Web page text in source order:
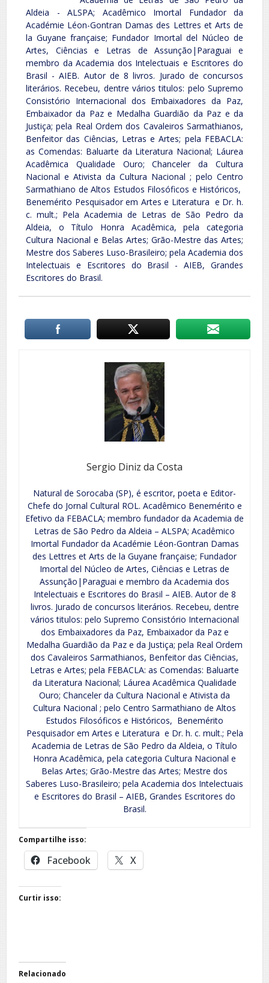
Aldeia - ALSPA; Acadêmico Imortal Fundador da
Académie Léon-Gontran Damas des Lettres et Arts de
la Guyane française; Fundador Imortal del Núcleo de
Artes, Ciências e Letras de Assunção|Paraguai e
membro da Academia dos Intelectuais e Escritores do
Brasil - AIEB. Autor de 8 livros. Jurado de concursos
literários. Recebeu, dentre vários titulos: pelo Supremo
Consistório Internacional dos Embaixadores da Paz,
Embaixador da Paz e Medalha Guardião da Paz e da
Justiça; pela Real Ordem dos Cavaleiros Sarmathianos,
Benfeitor das Ciências, Letras e Artes; pela FEBACLA:
as Comendas: Baluarte da Literatura Nacional; Láurea
Acadêmica Qualidade Ouro; Chanceler da Cultura
Nacional e Ativista da Cultura Nacional ; pelo Centro
Sarmathiano de Altos Estudos Filosóficos e Históricos,
Benemérito Pesquisador em Artes e Literatura e Dr. h.
c. mult.; Pela Academia de Letras de São Pedro da
Aldeia, o Título Honra Acadêmica, pela categoria
Cultura Nacional e Belas Artes; Grão-Mestre das Artes;
Mestre dos Saberes Luso-Brasileiro; pela Academia dos
Intelectuais e Escritores do Brasil - AIEB, Grandes
Escritores do Brasil.
Sergio Diniz da Costa
Natural de Sorocaba (SP), é escritor, poeta e Editor-
Chefe do Jornal Cultural ROL. Acadêmico Benemérito e
Efetivo da FEBACLA; membro fundador da Academia de
Letras de São Pedro da Aldeia – ALSPA; Acadêmico
Imortal Fundador da Académie Léon-Gontran Damas
des Lettres et Arts de la Guyane française; Fundador
Imortal del Núcleo de Artes, Ciências e Letras de
Assunção|Paraguai e membro da Academia dos
Intelectuais e Escritores do Brasil – AIEB. Autor de 8
livros. Jurado de concursos literários. Recebeu, dentre
vários titulos: pelo Supremo Consistório Internacional
dos Embaixadores da Paz, Embaixador da Paz e
Medalha Guardião da Paz e da Justiça; pela Real Ordem
dos Cavaleiros Sarmathianos, Benfeitor das Ciências,
Letras e Artes; pela FEBACLA: as Comendas: Baluarte
da Literatura Nacional; Láurea Acadêmica Qualidade
Ouro; Chanceler da Cultura Nacional e Ativista da
Cultura Nacional ; pelo Centro Sarmathiano de Altos
Estudos Filosóficos e Históricos, Benemérito
Pesquisador em Artes e Literatura e Dr. h. c. mult.; Pela
Academia de Letras de São Pedro da Aldeia, o Título
Honra Acadêmica, pela categoria Cultura Nacional e
Belas Artes; Grão-Mestre das Artes; Mestre dos
Saberes Luso-Brasileiro; pela Academia dos Intelectuais
e Escritores do Brasil – AIEB, Grandes Escritores do
Brasil.
Compartilhe isso:
Facebook X
Curtir isso:
Relacionado